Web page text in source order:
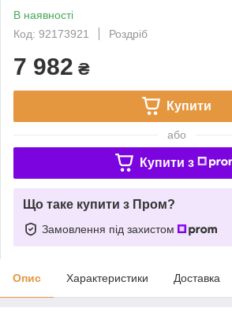
В наявності
Код: 92173921
Роздріб
7 982 ₴
Купити
або
Купити з
Що таке купити з Пром?
Замовлення під захистом
Опис Характеристики Доставка